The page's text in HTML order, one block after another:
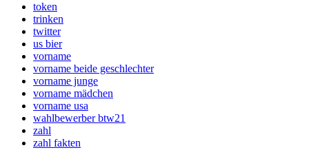
token
trinken
twitter
us bier
vorname
vorname beide geschlechter
vorname junge
vorname mädchen
vorname usa
wahlbewerber btw21
zahl
zahl fakten